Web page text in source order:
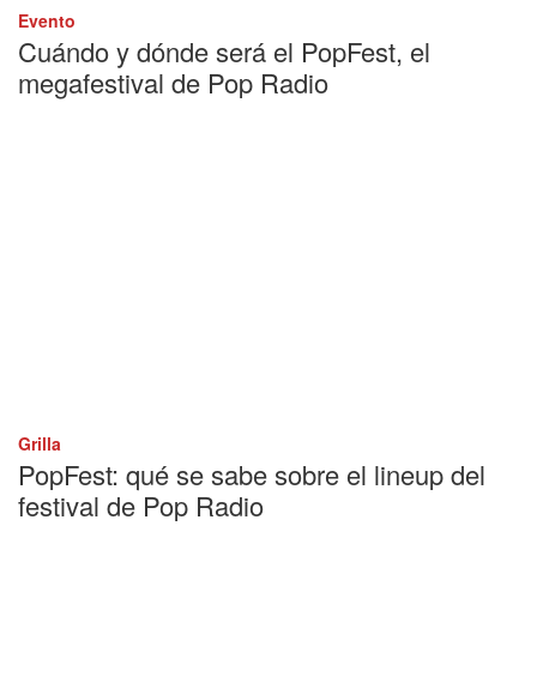
Evento
Cuándo y dónde será el PopFest, el
megafestival de Pop Radio
Grilla
PopFest: qué se sabe sobre el lineup del
festival de Pop Radio